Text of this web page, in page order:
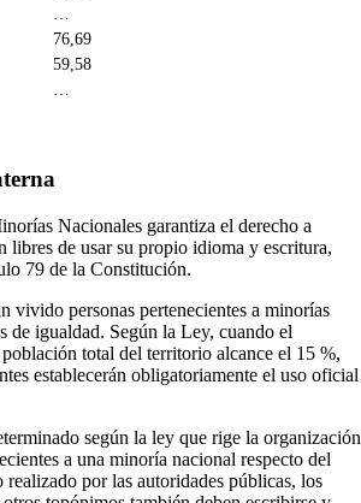
…
76,69
59,58
…
Nacionales garantiza el derecho a
libres de usar su propio idioma y escritura,
79 de la Constitución.
vivido personas pertenecientes a minorías
de igualdad. Según la Ley, cuando el
total del territorio alcance el 15 %,
establecerán obligatoriamente el uso oficial
según la ley que rige la organización
a una minoría nacional respecto del
por las autoridades públicas, los